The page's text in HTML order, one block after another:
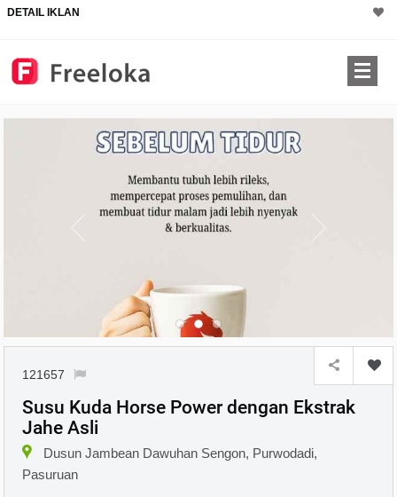
DETAIL IKLAN
121657
Susu Kuda Horse Power dengan Ekstrak
Jahe Asli
Dusun Jambean Dawuhan Sengon, Purwodadi,
Pasuruan